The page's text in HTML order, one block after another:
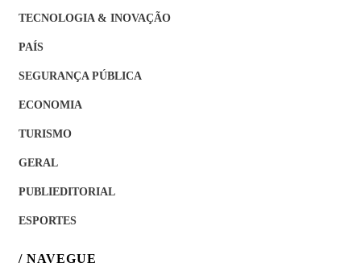
TECNOLOGIA & INOVAÇÃO
PAÍS
SEGURANÇA PÚBLICA
ECONOMIA
TURISMO
GERAL
PUBLIEDITORIAL
ESPORTES
/ NAVEGUE